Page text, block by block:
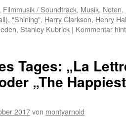
, Filmmusik / Soundtrack, Musik, Noten,
, "Shining", Harry Clarkson, Henry
, Stanley Kubrick | Kommentar
Tages: „La
„The
2017von montyarnold